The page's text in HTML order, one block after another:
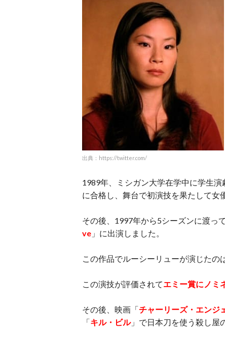
出典：https://twitter.com/
1989年、ミシガン大学在学中に学生
に合格し、舞台で初演技を果たして女
その後、1997年から5シーズンに渡っ
ve 」に出演しました。
この作品でルーシーリューが演じたの
この演技が評価されてエミー賞にノミ
その後、映画「チャーリーズ・エンジ
「キル・ビル」で日本刀を使う殺し屋